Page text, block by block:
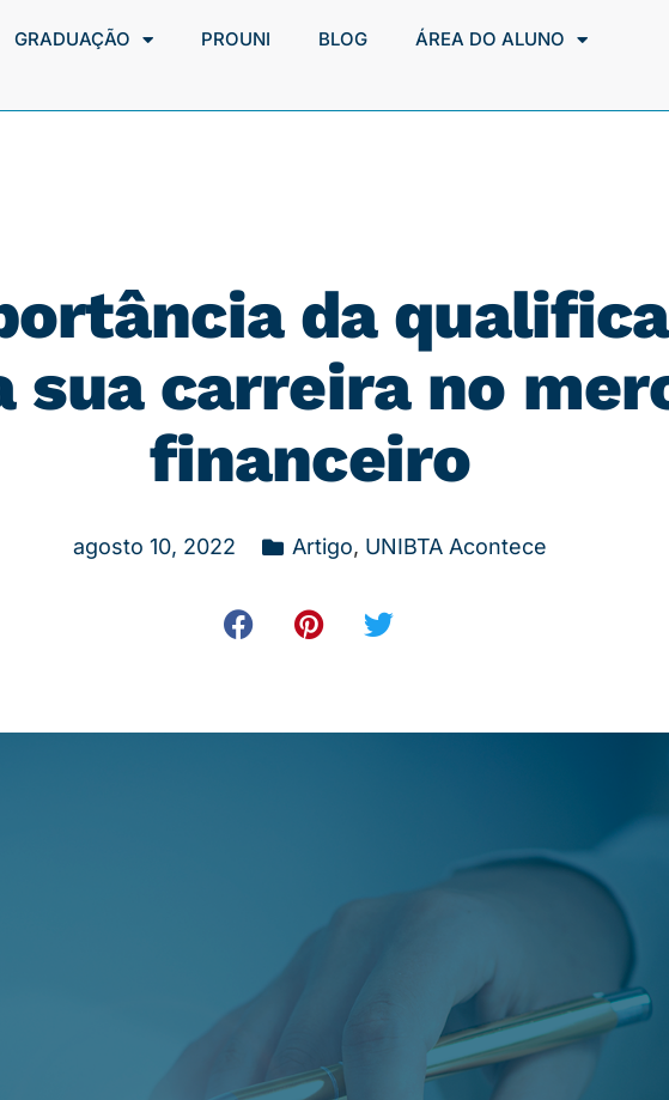
GRADUAÇÃO PROUNI BLOG ÁREA DO ALUNO
da
sua carreira no
financeiro
agosto 10, 2022 Artigo, UNIBTA Acontece